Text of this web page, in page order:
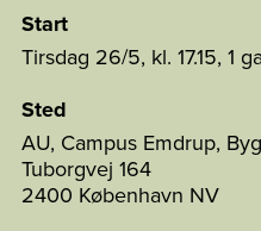
Start
Tirsdag 26/5, kl. 17.15, 1
Sted
AU, Campus Emdrup,
Tuborgvej 164
2400 København NV